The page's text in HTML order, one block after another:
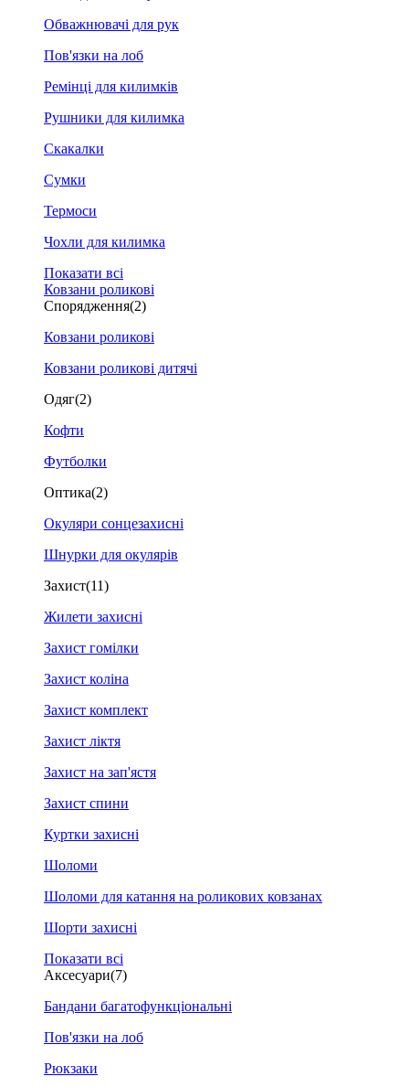
Обважнювачі для рук
Пов'язки на лоб
Ремінці для килимків
Рушники для килимка
Скакалки
Сумки
Термоси
Чохли для килимка
Показати всі
Ковзани роликові
Спорядження(2)
Ковзани роликові
Ковзани роликові дитячі
Одяг(2)
Кофти
Футболки
Оптика(2)
Окуляри сонцезахисні
Шнурки для окулярів
Захист(11)
Жилети захисні
Захист гомілки
Захист коліна
Захист комплект
Захист ліктя
Захист на зап'ястя
Захист спини
Куртки захисні
Шоломи
Шоломи для катання на роликових ковзанах
Шорти захисні
Показати всі
Аксесуари(7)
Бандани багатофункціональні
Пов'язки на лоб
Рюкзаки